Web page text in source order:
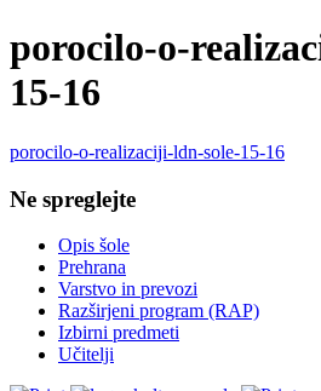
porocilo-o-
15-16
porocilo-o-realizaciji-ldn-sole-15-16
Ne spreglejte
Opis šole
Prehrana
Varstvo in prevozi
Razširjeni program (RAP)
Izbirni predmeti
Učitelji